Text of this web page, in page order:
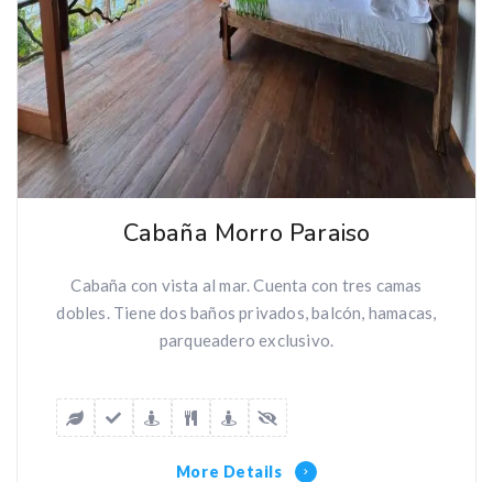
Cabaña Morro Paraiso
Cabaña con vista al mar. Cuenta con tres camas
dobles. Tiene dos baños privados, balcón, hamacas,
parqueadero exclusivo.
More Details